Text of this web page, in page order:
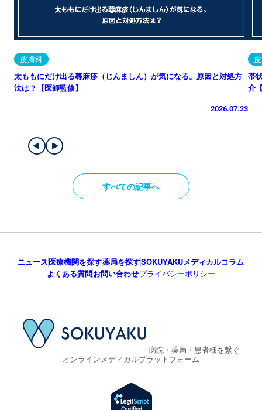
皮膚科
太ももにだけ出る蕁麻疹（じんましん）が気になる。原因と対処方
法は？【医師監修】
2026.07.23
帯
介
すべての記事へ
ニュース医療機関を探す薬局を探すSOKUYAKUメディカルコラム
よくある質問お問い合わせプライバシーポリシー
病院・薬局・患者様を繋ぐ
オンラインメディカルプラットフォーム